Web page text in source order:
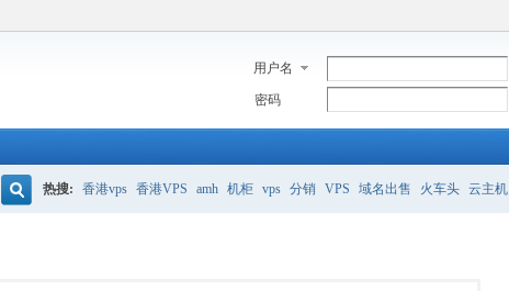
用户名
密码
热搜: 香港vps 香港VPS amh 机柜 vps 分销 VPS 域名出售 火车头 云主机